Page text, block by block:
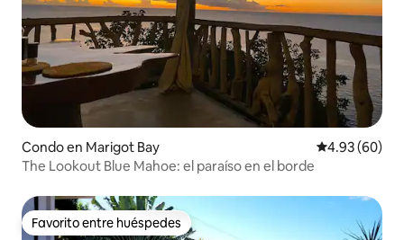
Condo en Marigot Bay Calificación
4.93 (60)
The Lookout Blue Mahoe: el paraíso en el borde
Favorito entre huéspedes
Favorito entre huéspedes